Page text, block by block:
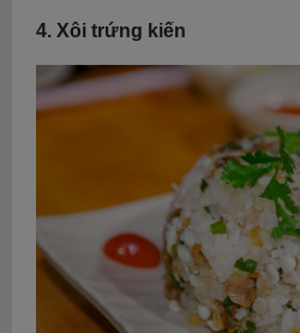
4. Xôi trứng kiến